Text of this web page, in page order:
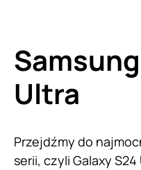
Ultra
Przejdźmy do
serii, czyli Galaxy